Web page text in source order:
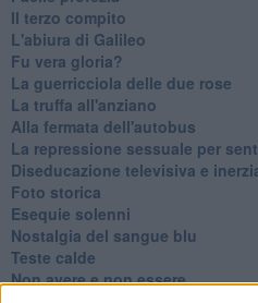
Il terzo compito
L'abiura di Galileo
Fu vera gloria?
La guerricciola delle due rose
La truffa all'anziano
Alla fermata dell'autobus
La repressione sessuale per
Diseducazione televisiva e
Foto storica
Esequie solenni
Nostalgia del sangue blu
Teste calde
Non avere e non essere